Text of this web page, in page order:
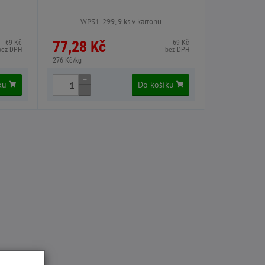
69 Kč
DPH
WPS1-299, 9 ks v kartonu
77,28 Kč
276 Kč/kg
69 Kč
bez DPH
+
-
Do košíku